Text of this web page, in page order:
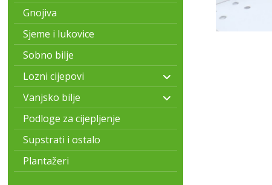
Gnojiva
Sjeme i lukovice
Sobno bilje
Lozni cijepovi
Vanjsko bilje
Podloge za cijepljenje
Supstrati i ostalo
Plantažeri